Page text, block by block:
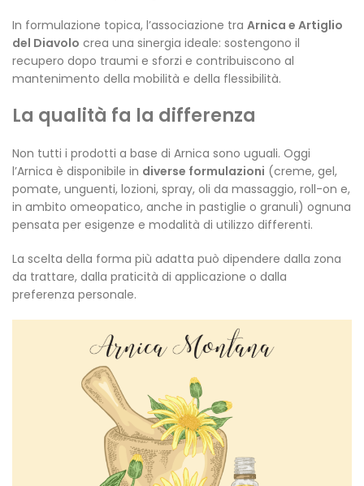
In formulazione topica, l’associazione tra Arnica e Artiglio
del Diavolo crea una sinergia ideale: sostengono il
recupero dopo traumi e sforzi e contribuiscono al
mantenimento della mobilità e della flessibilità.
La qualità fa la differenza
Non tutti i prodotti a base di Arnica sono uguali. Oggi
l’Arnica è disponibile in diverse formulazioni (creme, gel,
pomate, unguenti, lozioni, spray, oli da massaggio, roll-on e,
in ambito omeopatico, anche in pastiglie o granuli) ognuna
pensata per esigenze e modalità di utilizzo differenti.
La scelta della forma più adatta può dipendere dalla zona
da trattare, dalla praticità di applicazione o dalla
preferenza personale.